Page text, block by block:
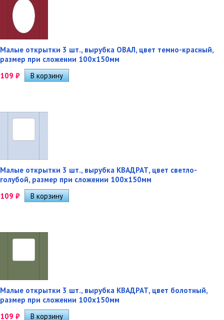
Малые открытки 3 шт., вырубка ОВАЛ, цвет темно-красный,
размер при сложении 100х150мм
109 ₽
Малые открытки 3 шт., вырубка КВАДРАТ, цвет светло-
голубой, размер при сложении 100х150мм
109 ₽
Малые открытки 3 шт., вырубка КВАДРАТ, цвет болотный,
размер при сложении 100х150мм
109 ₽